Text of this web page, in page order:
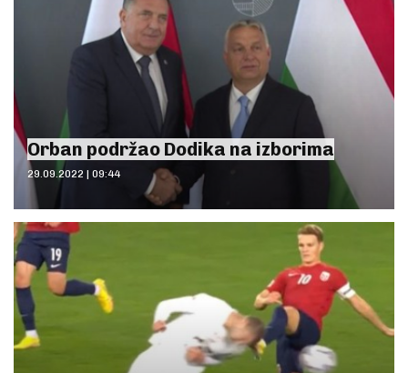
Orban podržao Dodika na izborima
29.09.2022 | 09:44